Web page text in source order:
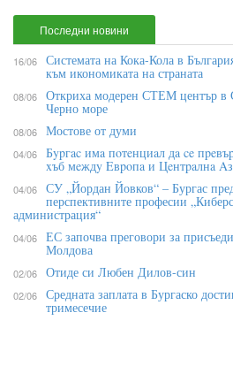
Последни новини
16/06 Системата на Кока-Кола в
към икономиката на страната
08/06 Откриха модерен СТЕМ център в
Черно море
08/06 Мостове от думи
04/06 Бypгac имa пoтeнциaл дa ce
xъб мeждy Eвpoпa и Цeнтpaлнa
04/06 СУ „Йордан Йовков“ – Бургас
перспективните професии
администрация“
04/06 ЕС започва преговори за
Молдова
02/06 Отиде си Любен Дилов-син
02/06 Средната заплата в Бургаско
тримесечие